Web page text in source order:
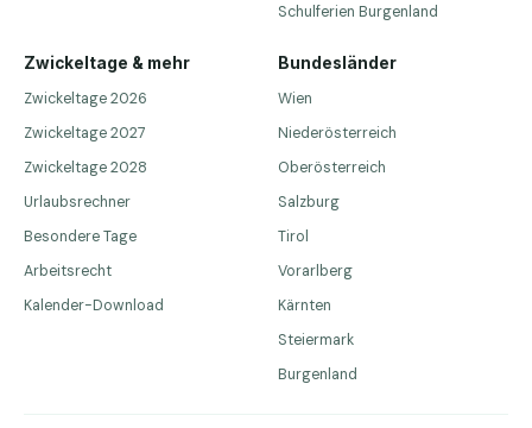
Schulferien Burgenland
Zwickeltage & mehr
Zwickeltage 2026
Zwickeltage 2027
Zwickeltage 2028
Urlaubsrechner
Besondere Tage
Arbeitsrecht
Kalender-Download
Bundesländer
Wien
Niederösterreich
Oberösterreich
Salzburg
Tirol
Vorarlberg
Kärnten
Steiermark
Burgenland